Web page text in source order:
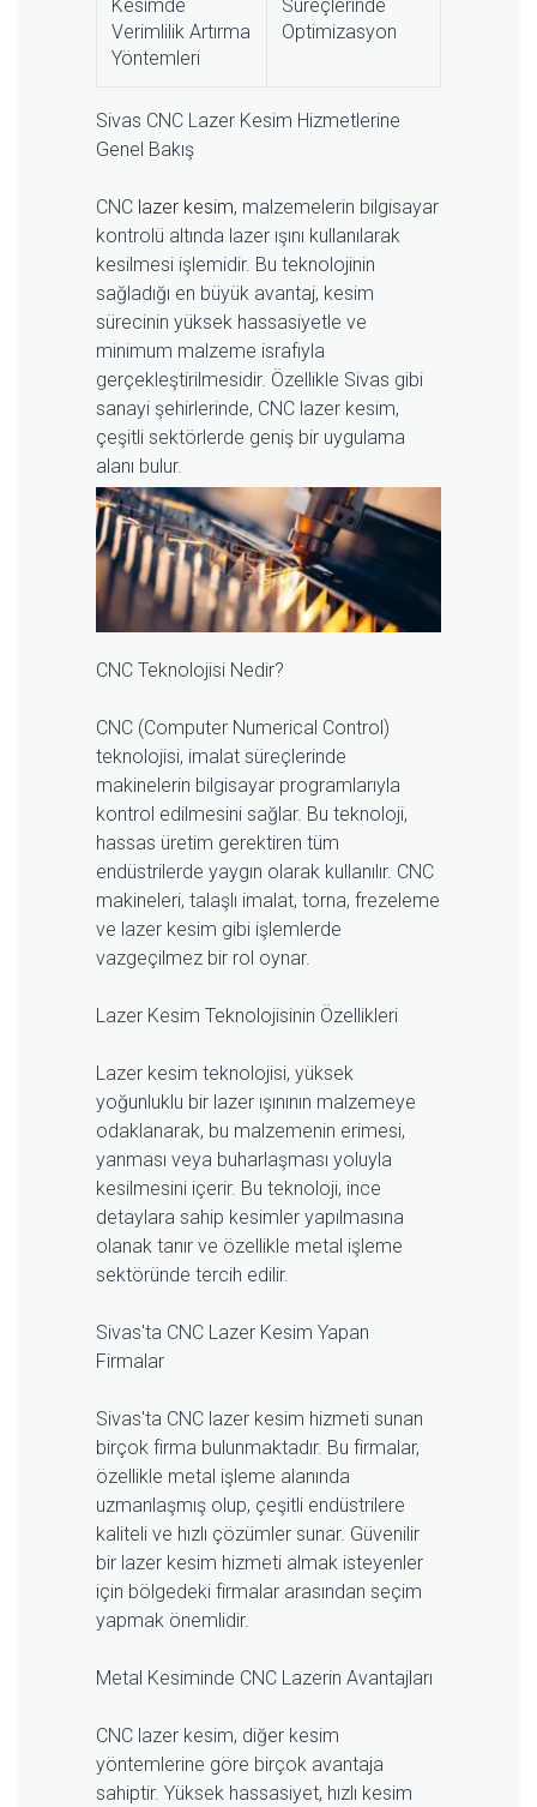
Kesimde
Verimlilik Artırma
Yöntemleri
Süreçlerinde
Optimizasyon
Sivas CNC Lazer Kesim Hizmetlerine
Genel Bakış
CNC lazer kesim, malzemelerin bilgisayar
kontrolü altında lazer ışını kullanılarak
kesilmesi işlemidir. Bu teknolojinin
sağladığı en büyük avantaj, kesim
sürecinin yüksek hassasiyetle ve
minimum malzeme israfıyla
gerçekleştirilmesidir. Özellikle Sivas gibi
sanayi şehirlerinde, CNC lazer kesim,
çeşitli sektörlerde geniş bir uygulama
alanı bulur.
CNC Teknolojisi Nedir?
CNC (Computer Numerical Control)
teknolojisi, imalat süreçlerinde
makinelerin bilgisayar programlarıyla
kontrol edilmesini sağlar. Bu teknoloji,
hassas üretim gerektiren tüm
endüstrilerde yaygın olarak kullanılır. CNC
makineleri, talaşlı imalat, torna, frezeleme
ve lazer kesim gibi işlemlerde
vazgeçilmez bir rol oynar.
Lazer Kesim Teknolojisinin Özellikleri
Lazer kesim teknolojisi, yüksek
yoğunluklu bir lazer ışınının malzemeye
odaklanarak, bu malzemenin erimesi,
yanması veya buharlaşması yoluyla
kesilmesini içerir. Bu teknoloji, ince
detaylara sahip kesimler yapılmasına
olanak tanır ve özellikle metal işleme
sektöründe tercih edilir.
Sivas'ta CNC Lazer Kesim Yapan
Firmalar
Sivas'ta CNC lazer kesim hizmeti sunan
birçok firma bulunmaktadır. Bu firmalar,
özellikle metal işleme alanında
uzmanlaşmış olup, çeşitli endüstrilere
kaliteli ve hızlı çözümler sunar. Güvenilir
bir lazer kesim hizmeti almak isteyenler
için bölgedeki firmalar arasından seçim
yapmak önemlidir.
Metal Kesiminde CNC Lazerin Avantajları
CNC lazer kesim, diğer kesim
yöntemlerine göre birçok avantaja
sahiptir. Yüksek hassasiyet, hızlı kesim